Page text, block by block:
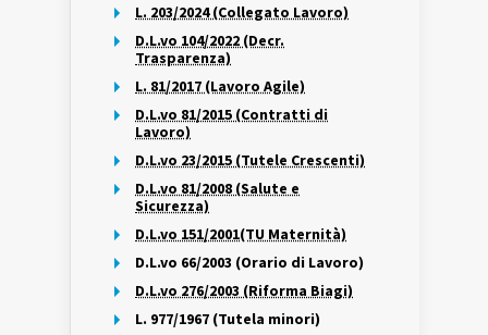
L. 203/2024 (Collegato Lavoro)
D.L.vo 104/2022 (Decr.
Trasparenza)
L. 81/2017 (Lavoro Agile)
D.L.vo 81/2015 (Contratti di
Lavoro)
D.L.vo 23/2015 (Tutele Crescenti)
D.L.vo 81/2008 (Salute e
Sicurezza)
D.L.vo 151/2001(TU Maternità)
D.L.vo 66/2003 (Orario di Lavoro)
D.L.vo 276/2003 (Riforma Biagi)
L. 977/1967 (Tutela minori)